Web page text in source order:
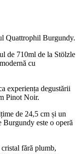
Quattrophil Burgundy.
de 710ml de la Stölzle
cu
experiența degustării
Pinot Noir.
de 24,5 cm și un
Burgundy este o operă
fără plumb,